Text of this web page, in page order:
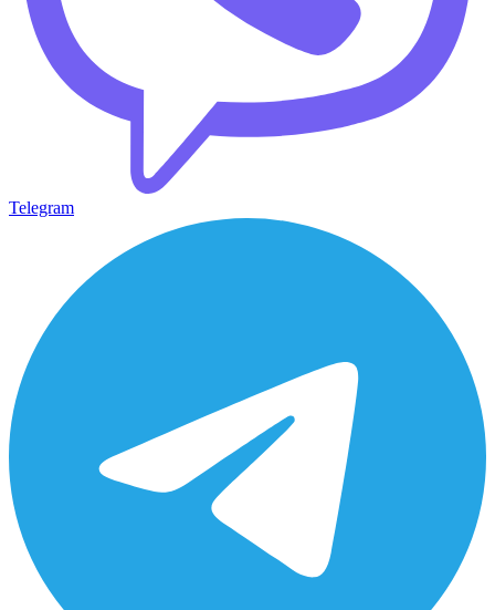
Telegram